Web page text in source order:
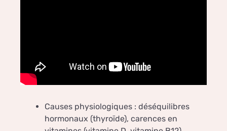
Causes physiologiques : déséquilibres
hormonaux (thyroïde), carences en